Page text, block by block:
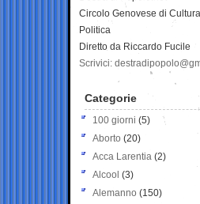
Circolo Genovese di
Politica
Diretto da Riccardo Fucile
Scrivici:
Categorie
100 giorni (5)
Aborto (20)
Acca Larentia (2)
Alcool (3)
Alemanno (150)